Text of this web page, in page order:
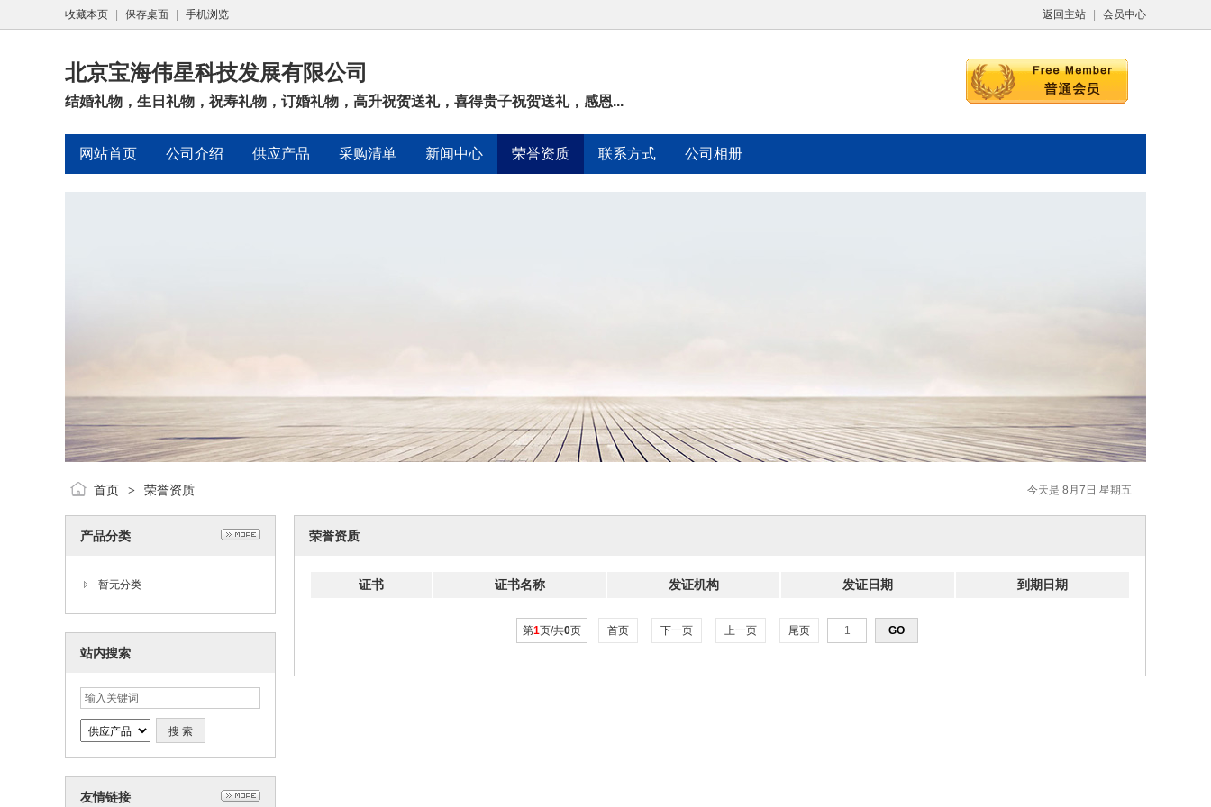
返回主站 会员中心
收藏本页 保存桌面 手机浏览
北京宝海伟星科技发展有限公司
结婚礼物，生日礼物，祝寿礼物，订婚礼物，高升祝贺送礼，喜得贵子祝贺送礼，感恩...
网站首页 公司介绍 供应产品 采购清单 新闻中心 荣誉资质 联系方式 公司相册
今天是 8月7日 星期五
首页 > 荣誉资质
产品分类
暂无分类
站内搜索
友情链接
荣誉资质
证书 证书名称 发证机构 发证日期 到期日期
第1页/共0页 首页 下一页 上一页 尾页